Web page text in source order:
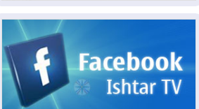
ملامح أخطر التحديات التي تواجه العراق
2026-08-05
حرائق فرنسا.. توقيف 402
شخص بينهم 156 قاصرا منذ بداية موسم
الحرائق